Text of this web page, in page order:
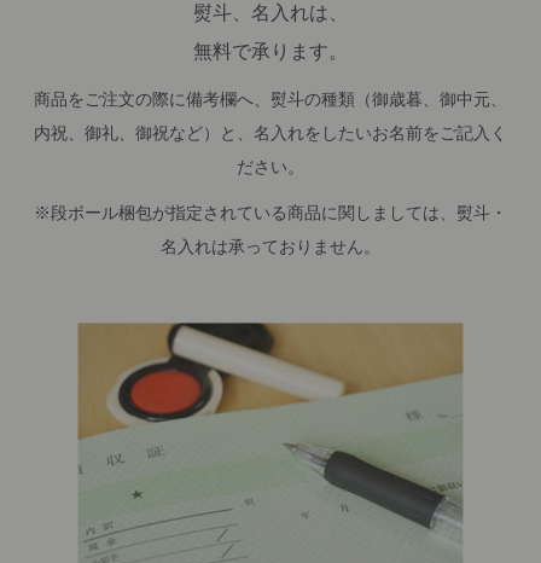
熨斗、名入れは、
無料で承ります。
商品をご注文の際に備考欄へ、熨斗の種類（御歳暮、御中元、
内祝、御礼、御祝など）と、名入れをしたいお名前をご記入く
ださい。
※段ボール梱包が指定されている商品に関しましては、熨斗・
名入れは承っておりません。